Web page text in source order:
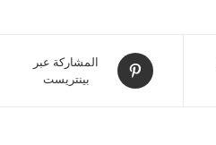
المشاركة عبر
بينتريست